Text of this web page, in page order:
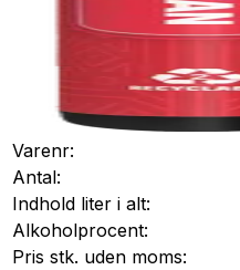
Varenr:
Antal:
Indhold liter i alt:
Alkoholprocent:
Pris stk. uden moms: